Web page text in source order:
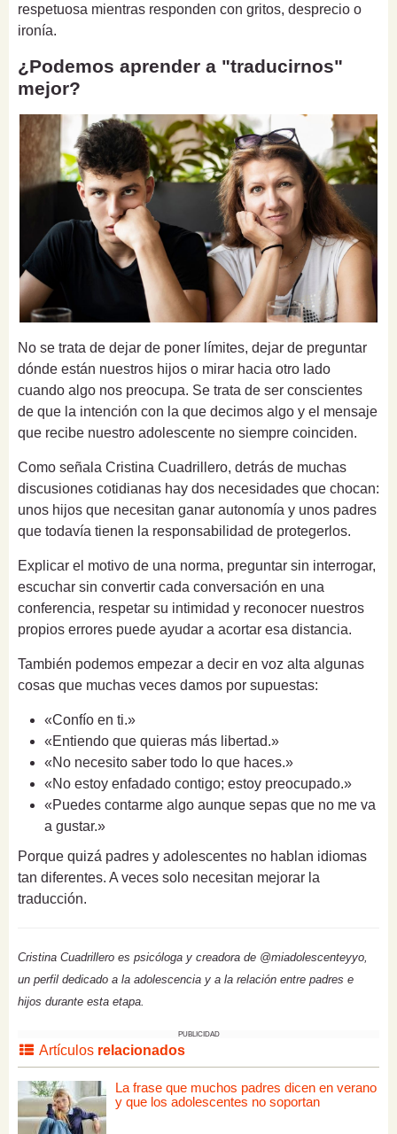
respetuosa mientras responden con gritos, desprecio o
ironía.
¿Podemos aprender a "traducirnos"
mejor?
No se trata de dejar de poner límites, dejar de preguntar
dónde están nuestros hijos o mirar hacia otro lado
cuando algo nos preocupa. Se trata de ser conscientes
de que la intención con la que decimos algo y el mensaje
que recibe nuestro adolescente no siempre coinciden.
Como señala Cristina Cuadrillero, detrás de muchas
discusiones cotidianas hay dos necesidades que chocan:
unos hijos que necesitan ganar autonomía y unos padres
que todavía tienen la responsabilidad de protegerlos.
Explicar el motivo de una norma, preguntar sin interrogar,
escuchar sin convertir cada conversación en una
conferencia, respetar su intimidad y reconocer nuestros
propios errores puede ayudar a acortar esa distancia.
También podemos empezar a decir en voz alta algunas
cosas que muchas veces damos por supuestas:
«Confío en ti.»
«Entiendo que quieras más libertad.»
«No necesito saber todo lo que haces.»
«No estoy enfadado contigo; estoy preocupado.»
«Puedes contarme algo aunque sepas que no me va
a gustar.»
Porque quizá padres y adolescentes no hablan idiomas
tan diferentes. A veces solo necesitan mejorar la
traducción.
Cristina Cuadrillero es psicóloga y creadora de @miadolescenteyyo,
un perfil dedicado a la adolescencia y a la relación entre padres e
hijos durante esta etapa.
PUBLICIDAD
Artículos relacionados
La frase que muchos padres dicen en verano
y que los adolescentes no soportan